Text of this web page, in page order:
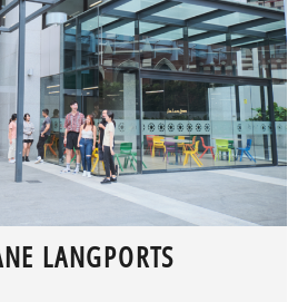
LANGPORTS